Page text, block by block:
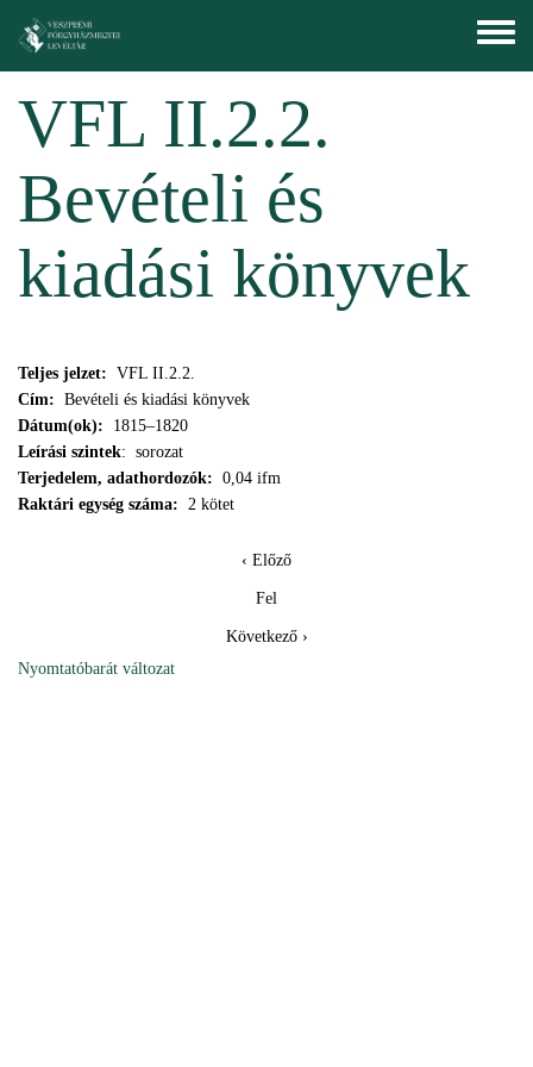
Toggle
menu
VFL II.2.2.
Bevételi és
kiadási könyvek
Teljes jelzet: VFL II.2.2.
Cím: Bevételi és kiadási könyvek
Dátum(ok): 1815–1820
Leírási szintek: sorozat
Terjedelem, adathordozók: 0,04 ifm
Raktári egység száma: 2 kötet
‹ Előző
Fel
Következő ›
Nyomtatóbarát változat